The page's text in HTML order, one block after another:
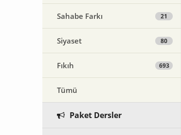
Sahabe Farkı 21
Siyaset 80
Fıkıh 693
Tümü
Paket Dersler